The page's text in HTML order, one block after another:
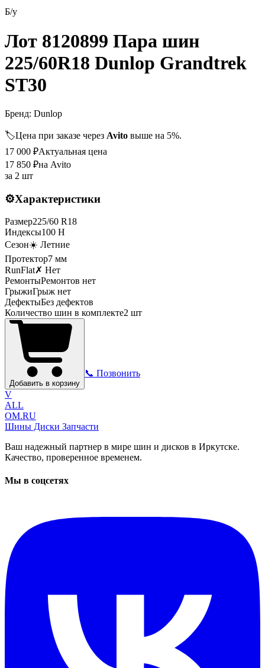
Б/у
Лот 8120899 Пара шин
225/60R18 Dunlop Grandtrek
ST30
Бренд: Dunlop
🏷️Цена при заказе через Avito выше на 5%.
17 000 ₽Актуальная цена
17 850 ₽на Avito
за 2 шт
⚙️Характеристики
Размер225/60 R18
Индексы100 H
Сезон☀️ Летние
Протектор7 мм
RunFlat✗ Нет
РемонтыРемонтов нет
ГрыжиГрыж нет
ДефектыБез дефектов
Количество шин в комплекте2 шт
Добавить в корзину
📞 Позвонить
V
ALL
OM.RU
Шины Диски Запчасти
Ваш надежный партнер в мире шин и дисков в Иркутске.
Качество, проверенное временем.
Мы в соцсетях